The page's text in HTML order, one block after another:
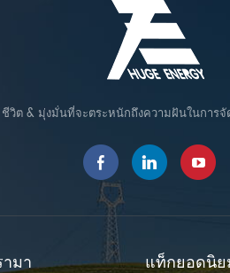
ชีวิต & มุ่งมั่นที่จะตระหนักถึงความฝันในกา
มา แท็กยอดนิ